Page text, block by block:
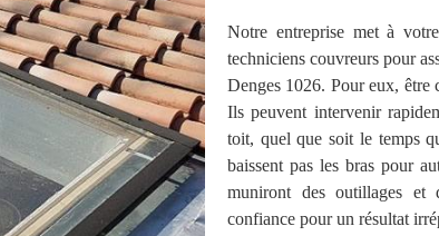
Notre entreprise met à
techniciens couvreurs pour
Denges 1026. Pour eux, être
Ils peuvent intervenir
toit, quel que soit le temps
baissent pas les bras pour
muniront des outillages et
confiance pour un résultat